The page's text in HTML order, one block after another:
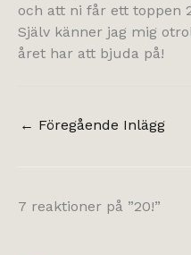
och att ni får ett toppen
Själv känner jag mig
året har att bjuda på!
← Föregående Inlägg
7 reaktioner på ”20!”